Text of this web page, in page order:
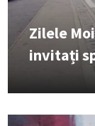
Zilele
invitați